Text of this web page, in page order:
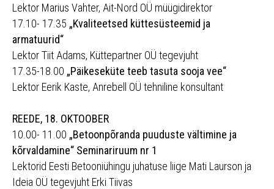
Lektor Marius Vahter, Ait-Nord OÜ müügidirektor
17.10- 17.35 „Kvaliteetsed küttesüsteemid ja
armatuurid“
Lektor Tiit Adams, Küttepartner OÜ tegevjuht
17.35-18.00 „Päikeseküte teeb tasuta sooja vee“
Lektor Eerik Kaste, Anrebell OÜ tehniline konsultant
REEDE, 18. OKTOOBER
10.00- 11.00 „Betoonpõranda puuduste vältimine ja
kõrvaldamine“ Seminariruum nr 1
Lektorid Eesti Betooniühingu juhatuse liige Mati Laurson ja
Ideia OÜ tegevjuht Erki Tiivas